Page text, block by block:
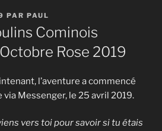
PAR PAUL
Cominois
Rose 2019
l’aventure a commencé
Messenger, le 25 avril 2019.
vers toi pour savoir si tu étais